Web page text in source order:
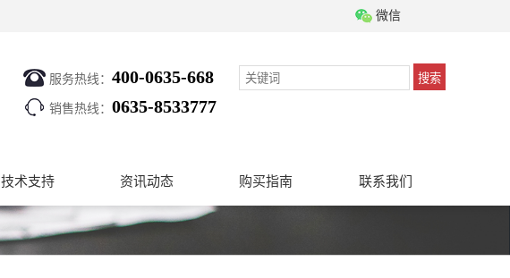
微信
服务热线： 400-0635-668
销售热线： 0635-8533777
搜索
技术支持 资讯动态 购买指南 联系我们